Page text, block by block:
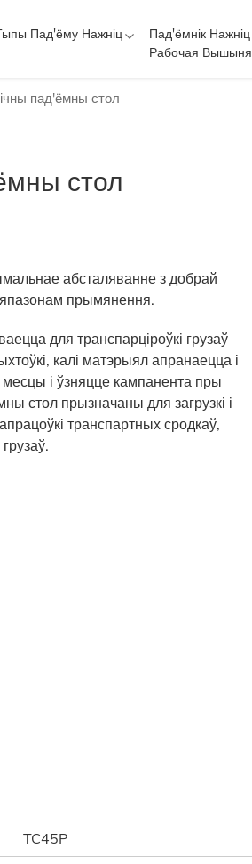
Пад'ёму Нажніц
Пад'ёмнік Нажніц
Рабочая Вышыня
пад'ёмны стол
стол
абсталяванне з добрай
прымянення.
для транспарціроўкі грузаў
калі матэрыял апранаецца і
месцы і ўзняцце кампанента пры
стол прызначаны для загрузкі і
транспартных сродкаў,
TC45P